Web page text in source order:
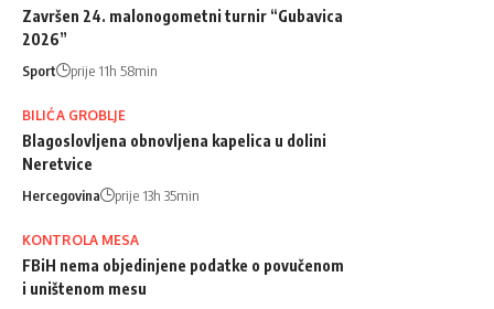
Završen 24. malonogometni turnir “Gubavica
2026”
Sport prije 11h 58min
BILIĆA GROBLJE
Blagoslovljena obnovljena kapelica u dolini
Neretvice
Hercegovina prije 13h 35min
KONTROLA MESA
FBiH nema objedinjene podatke o povučenom
i uništenom mesu